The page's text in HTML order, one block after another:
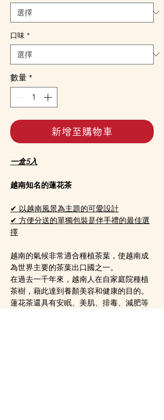
口味 *
數量 *
新增至購物車
一盒5入
越南知名的蓮花茶
✔ 以越南風景為主題的可愛設計
✔ 方便分送的單獨包裝是伴手禮的最佳選
擇
越南的氣候非常適合種植茶葉，使越南成
為世界主要的茶葉出口國之一。
在過去一千年來，越南人在自家庭院種植
茶樹，藉此達到養顏美容和健康的目的。
蓮花茶還具有安眠、美肌、排毒、減肥等